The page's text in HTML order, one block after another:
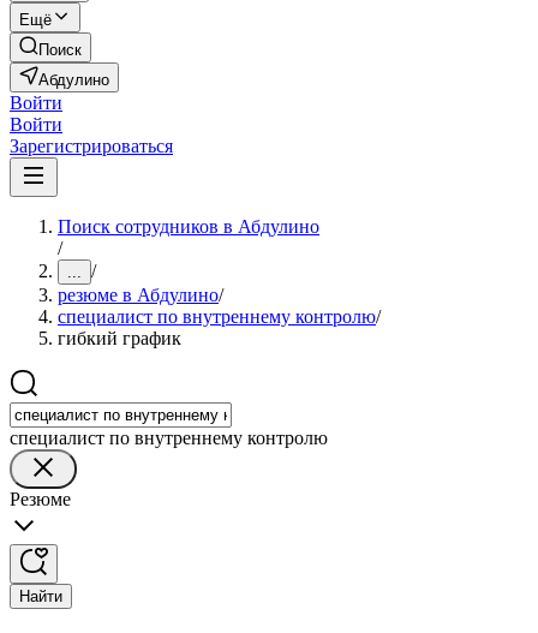
Ещё
Поиск
Абдулино
Войти
Войти
Зарегистрироваться
Поиск сотрудников в Абдулино
/
... /
резюме в Абдулино/
специалист по внутреннему контролю/
гибкий график
специалист по внутреннему контролю
Резюме
Найти